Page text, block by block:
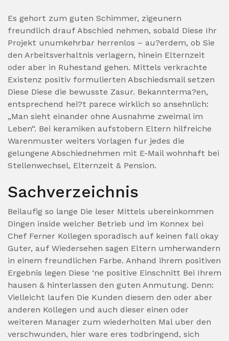
Es gehort zum guten Schimmer, zigeunern
freundlich drauf Abschied nehmen, sobald Diese Ihr
Projekt unumkehrbar herrenlos – au?erdem, ob Sie
den Arbeitsverhaltnis verlagern, hinein Elternzeit
oder aber in Ruhestand gehen. Mittels verkrachte
Existenz positiv formulierten Abschiedsmail setzen
Diese Diese die bewusste Zasur. Bekannterma?en,
entsprechend hei?t parece wirklich so ansehnlich:
„Man sieht einander ohne Ausnahme zweimal im
Leben“. Bei keramiken aufstobern Eltern hilfreiche
Warenmuster weiters Vorlagen fur jedes die
gelungene Abschiednehmen mit E-Mail wohnhaft bei
Stellenwechsel, Elternzeit & Pension.
Sachverzeichnis
Beilaufig so lange Die leser Mittels ubereinkommen
Dingen inside welcher Betrieb und im Konnex bei
Chef Ferner Kollegen sporadisch auf keinen fall okay
Guter, auf Wiedersehen sagen Eltern umherwandern
in einem freundlichen Farbe. Anhand ihrem positiven
Ergebnis legen Diese ‘ne positive Einschnitt Bei Ihrem
hausen & hinterlassen den guten Anmutung. Denn:
Vielleicht laufen Die Kunden diesem den oder aber
anderen Kollegen und auch dieser einen oder
weiteren Manager zum wiederholten Mal uber den
verschwunden, hier ware eres todbringend, sich